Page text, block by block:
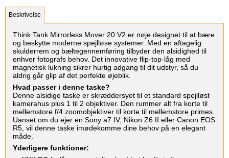
Beskrivelse
Think Tank Mirrorless Mover 20 V2 er nøje designet til at bære
og beskytte moderne spejlløse systemer. Med en aftagelig
skulderrem og bæltegennemføring tilbyder den alsidighed til
enhver fotografs behov. Det innovative flip-top-låg med
magnetisk lukning sikrer hurtig adgang til dit udstyr, så du
aldrig går glip af det perfekte øjeblik.
Hvad passer i denne taske?
Denne alsidige taske er skræddersyet til et standard spejlløst
kamerahus plus 1 til 2 objektiver. Den rummer alt fra korte til
mellemstore f/4 zoomobjektiver til korte til mellemstore primes.
Uanset om du ejer en Sony a7 IV, Nikon Z6 II eller Canon EOS
R5, vil denne taske imødekomme dine behov på en elegant
måde.
Yderligere funktioner: